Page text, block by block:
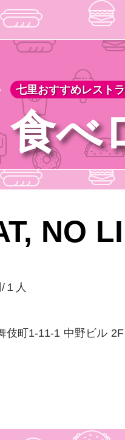
七里おすすめレスト
食べ
NO
/１人
伎町1-11-1 中野ビル 2F